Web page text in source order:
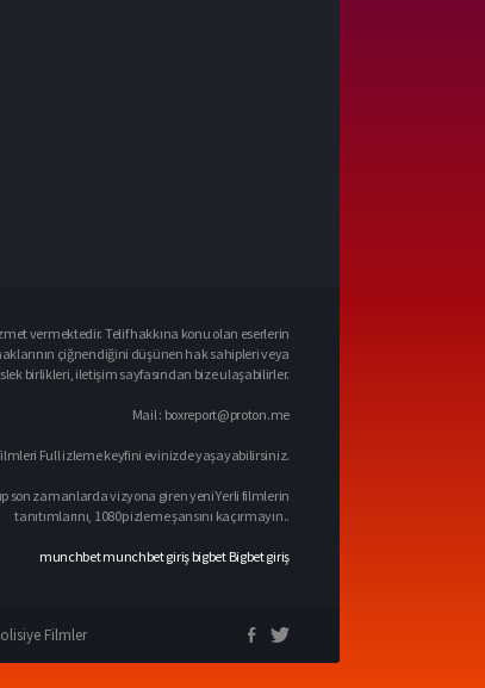
vermektedir. Telif hakkına konu olan eserlerin
çiğnendiğini düşünen hak sahipleri veya
birlikleri, iletişim sayfasından bize ulaşabilirler.
Mail : boxreport@proton.me
Full izleme keyfini evinizde yaşayabilirsiniz.
son zamanlarda vizyona giren yeni Yerli filmlerin
tanıtımlarını, 1080p izleme şansını kaçırmayın..
munchbetmunchbet giriş bigbet Bigbet giriş
Filmler